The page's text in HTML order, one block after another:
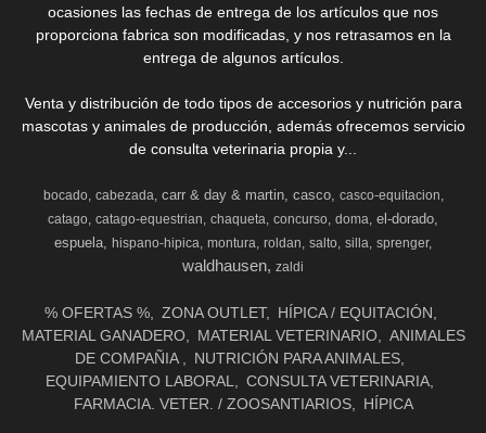
ocasiones las fechas de entrega de los artículos que nos
proporciona fabrica son modificadas, y nos retrasamos en la
entrega de algunos artículos.
Venta y distribución de todo tipos de accesorios y nutrición para
mascotas y animales de producción, además ofrecemos servicio
de consulta veterinaria propia y...
bocado cabezada carr & day & martin casco
casco-equitacion
catago catago-equestrian chaqueta concurso doma el-dorado
espuela
hispano-hipica montura roldan salto silla sprenger
waldhausen zaldi
% OFERTAS % ZONA OUTLET
HÍPICA / EQUITACIÓN
MATERIAL GANADERO
MATERIAL VETERINARIO
ANIMALES
DE COMPAÑIA
NUTRICIÓN PARA ANIMALES
EQUIPAMIENTO LABORAL
CONSULTA VETERINARIA
FARMACIA. VETER. / ZOOSANTIARIOS
HÍPICA